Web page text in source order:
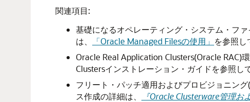
関連項目:
基礎になるオペレーティング・システム・フ
は、
「Oracle Managed Filesの使用」 を参照し
Oracle Real Application Clusters(Oracle RAC)
Clustersインストレーション・ガイドを参照し
フリート・パッチ適用およびプロビジョニン
ス作成の詳細は、
『Oracle Clusterware管理お